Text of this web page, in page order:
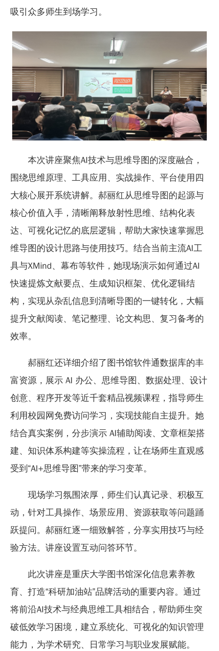
吸引众多师生到场学习。
本次讲座聚焦AI技术与思维导图的深度融合，
围绕思维原理、工具应用、实战操作、平台使用四
大核心展开系统讲解。郝丽红从思维导图的起源与
核心价值入手，清晰阐释放射性思维、结构化表
达、可视化记忆的底层逻辑，帮助大家快速掌握思
维导图的设计思路与使用技巧。结合当前主流AI工
具与XMind、幕布等软件，她现场演示如何通过AI
快速提炼文献要点、生成知识框架、优化逻辑结
构，实现从杂乱信息到清晰导图的一键转化，大幅
提升文献阅读、笔记整理、论文构思、复习备考的
效率。
郝丽红还详细介绍了图书馆软件通数据库的丰
富资源，展示 AI 办公、思维导图、数据处理、设计
创意、程序开发等近千套精品视频课程，指导师生
利用校园网免费访问学习，实现技能自主提升。她
结合真实案例，分步演示 AI辅助阅读、文章框架搭
建、知识体系构建等实操流程，让在场师生直观感
受到“AI+思维导图”带来的学习变革。
现场学习氛围浓厚，师生们认真记录、积极互
动，针对工具操作、场景应用、资源获取等问题踊
跃提问。郝丽红逐一细致解答，分享实用技巧与经
验方法。讲座设置互动问答环节。
此次讲座是重庆大学图书馆深化信息素养教
育、打造“科研加油站”品牌活动的重要内容。通过
将前沿AI技术与经典思维工具相结合，帮助师生突
破低效学习困境，建立系统化、可视化的知识管理
能力，为学术研究、日常学习与职业发展赋能。